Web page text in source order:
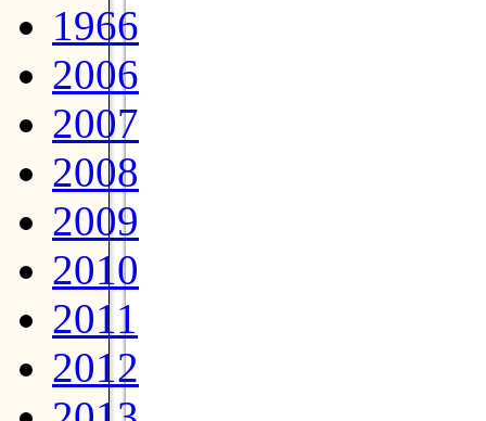
1966
2006
2007
2008
2009
2010
2011
2012